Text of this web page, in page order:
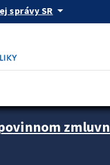
správy SR arrow_drop_down